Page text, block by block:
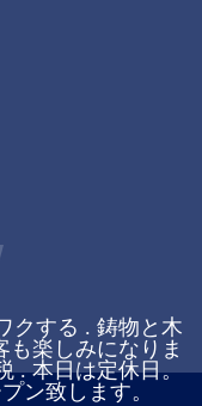
クする . 鋳物と木
楽しみになりま
. 本日は定休日。
ン致します。